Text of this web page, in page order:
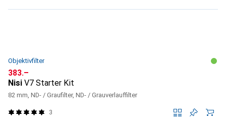
Objektivfilter
CHF
383.–
Nisi V7 Starter Kit
82 mm, ND- / Graufilter, ND- / Grauverlauffilter
3